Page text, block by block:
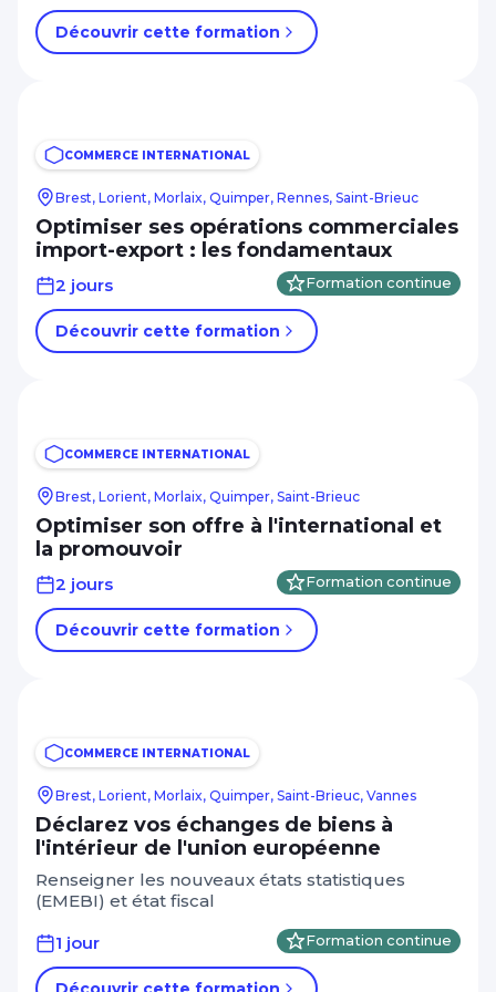
Découvrir cette formation
COMMERCE INTERNATIONAL
Brest, Lorient, Morlaix, Quimper, Rennes, Saint-Brieuc
Optimiser ses opérations commerciales
import-export : les fondamentaux
2 jours Formation continue
Découvrir cette formation
COMMERCE INTERNATIONAL
Brest, Lorient, Morlaix, Quimper, Saint-Brieuc
Optimiser son offre à l'international et
la promouvoir
2 jours Formation continue
Découvrir cette formation
COMMERCE INTERNATIONAL
Brest, Lorient, Morlaix, Quimper, Saint-Brieuc, Vannes
Déclarez vos échanges de biens à
l'intérieur de l'union européenne
Renseigner les nouveaux états statistiques
(EMEBI) et état fiscal
1 jour
Formation continue